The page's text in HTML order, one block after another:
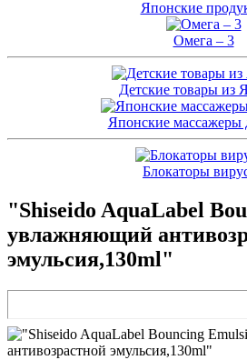
Японские
Омега – 3
Детские товары из
Японские массажеры
Блокаторы
"Shiseido AquaLabel
увлажняющий
эмульсия,130ml"